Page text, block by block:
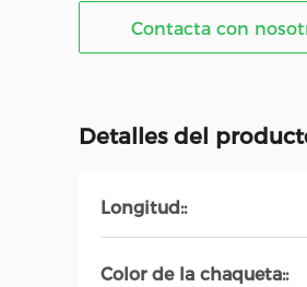
Contacta con
Detalles del
Longitud::
Color de la chaqueta::